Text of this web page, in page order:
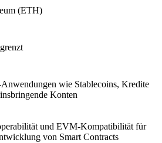
(ETH)
wie Stablecoins, Kredite
Konten
und EVM-Kompatibilität für
von Smart Contracts